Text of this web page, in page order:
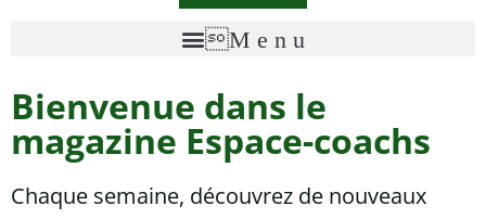
Bienvenue dans le
magazine Espace-coachs
Chaque semaine, découvrez de nouveaux